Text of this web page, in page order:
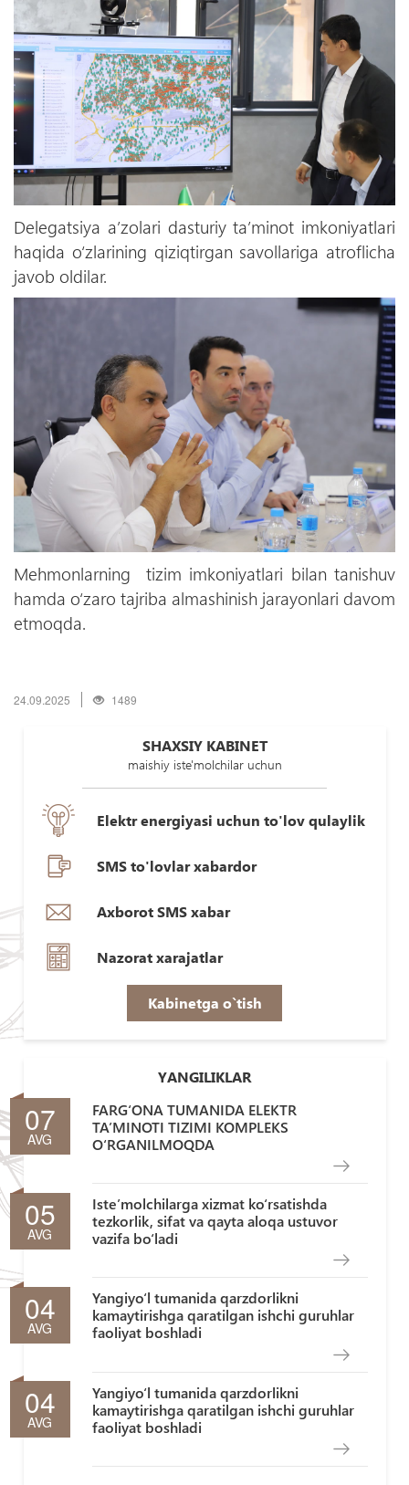
Delegatsiya a’zolari dasturiy ta’minot imkoniyatlari
haqida o‘zlarining qiziqtirgan savollariga atroflicha
javob oldilar.
Mehmonlarning tizim imkoniyatlari bilan tanishuv
hamda o‘zaro tajriba almashinish jarayonlari davom
etmoqda.
24.09.2025 1489
SHAXSIY KABINET
maishiy iste'molchilar uchun
Elektr energiyasi uchun to'lov qulaylik
SMS to'lovlar xabardor
Axborot SMS xabar
Nazorat xarajatlar
Kabinetga o`tish
YANGILIKLAR
07
AVG
FARG‘ONA TUMANIDA ELEKTR
TA’MINOTI TIZIMI KOMPLEKS
O‘RGANILMOQDA
05
AVG
Iste’molchilarga xizmat ko‘rsatishda
tezkorlik, sifat va qayta aloqa ustuvor
vazifa bo‘ladi
04
AVG
Yangiyo‘l tumanida qarzdorlikni
kamaytirishga qaratilgan ishchi guruhlar
faoliyat boshladi
04
AVG
Yangiyo‘l tumanida qarzdorlikni
kamaytirishga qaratilgan ishchi guruhlar
faoliyat boshladi